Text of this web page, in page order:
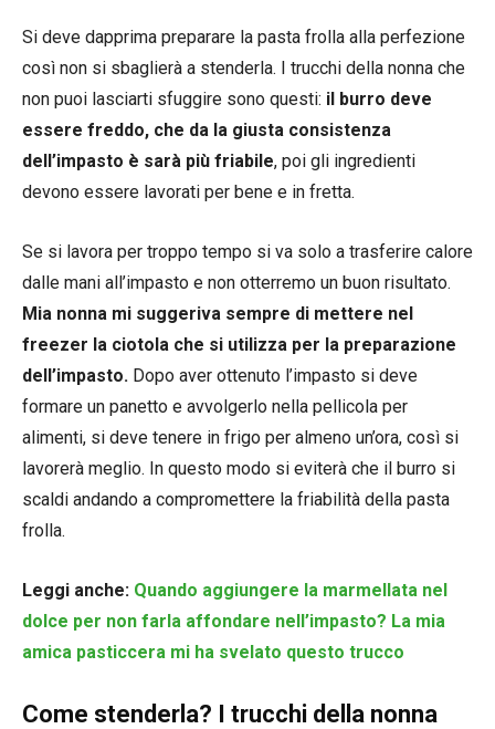
Si deve dapprima preparare la pasta frolla alla perfezione
così non si sbaglierà a stenderla. I trucchi della nonna che
non puoi lasciarti sfuggire sono questi: il burro deve
essere freddo, che da la giusta consistenza
dell’impasto è sarà più friabile, poi gli ingredienti
devono essere lavorati per bene e in fretta.
Se si lavora per troppo tempo si va solo a trasferire calore
dalle mani all’impasto e non otterremo un buon risultato.
Mia nonna mi suggeriva sempre di mettere nel
freezer la ciotola che si utilizza per la preparazione
dell’impasto. Dopo aver ottenuto l’impasto si deve
formare un panetto e avvolgerlo nella pellicola per
alimenti, si deve tenere in frigo per almeno un’ora, così si
lavorerà meglio. In questo modo si eviterà che il burro si
scaldi andando a compromettere la friabilità della pasta
frolla.
Leggi anche: Quando aggiungere la marmellata nel
dolce per non farla affondare nell’impasto? La mia
amica pasticcera mi ha svelato questo trucco
Come stenderla? I trucchi della nonna